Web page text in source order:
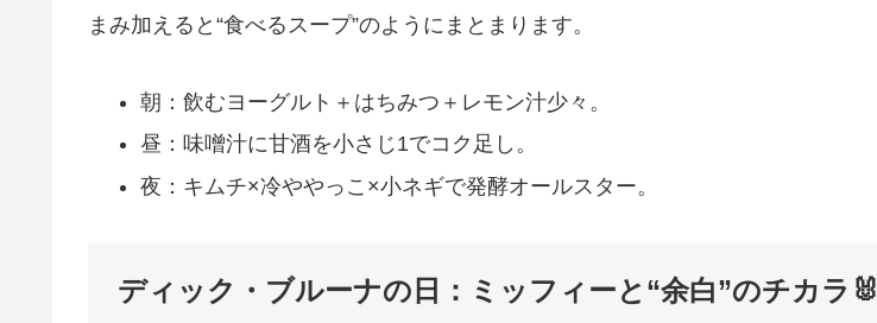
まみ加えると“食べるスープ”のようにまとまります。
朝：飲むヨーグルト＋はちみつ＋レモン汁少々。
昼：味噌汁に甘酒を小さじ1でコク足し。
夜：キムチ×冷ややっこ×小ネギで発酵オールスター。
ディック・ブルーナの日：ミッフィーと“余白”のチカラ🐰